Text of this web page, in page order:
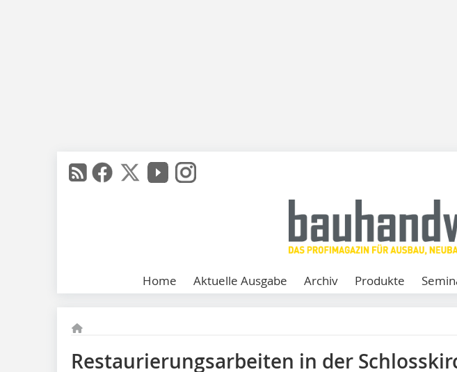
Home Aktuelle Ausgabe Archiv Produkte
Restaurierungsarbeiten in der